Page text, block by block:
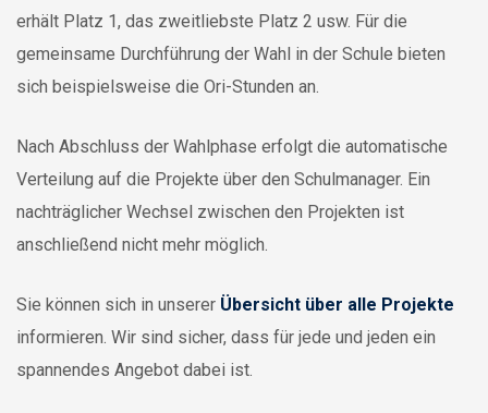
erhält Platz 1, das zweitliebste Platz 2 usw. Für die
gemeinsame Durchführung der Wahl in der Schule bieten
sich beispielsweise die Ori-Stunden an.
Nach Abschluss der Wahlphase erfolgt die automatische
Verteilung auf die Projekte über den Schulmanager. Ein
nachträglicher Wechsel zwischen den Projekten ist
anschließend nicht mehr möglich.
Sie können sich in unserer Übersicht über alle Projekte
informieren. Wir sind sicher, dass für jede und jeden ein
spannendes Angebot dabei ist.